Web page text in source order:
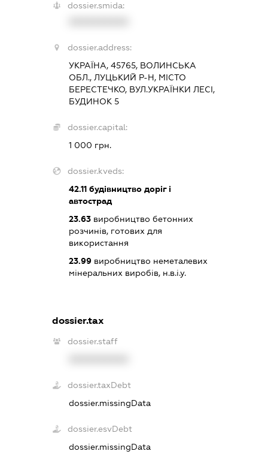
dossier.smida:
dossier.address:
УКРАЇНА, 45765, ВОЛИНСЬКА
ОБЛ., ЛУЦЬКИЙ Р-Н, МІСТО
БЕРЕСТЕЧКО, ВУЛ.УКРАЇНКИ ЛЕСІ,
БУДИНОК 5
dossier.capital:
1 000 грн.
dossier.kveds:
42.11 будівництво доріг і
автострад
23.63 виробництво бетонних
розчинів, готових для
використання
23.99 виробництво неметалевих
мінеральних виробів, н.в.і.у.
dossier.tax
dossier.staff
dossier.taxDebt
dossier.missingData
dossier.esvDebt
dossier.missingData